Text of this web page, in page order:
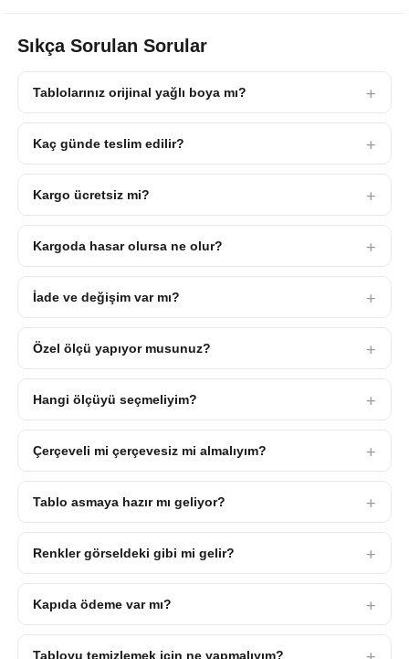
Sıkça Sorulan Sorular
Tablolarınız orijinal yağlı boya mı?
Kaç günde teslim edilir?
Kargo ücretsiz mi?
Kargoda hasar olursa ne olur?
İade ve değişim var mı?
Özel ölçü yapıyor musunuz?
Hangi ölçüyü seçmeliyim?
Çerçeveli mi çerçevesiz mi almalıyım?
Tablo asmaya hazır mı geliyor?
Renkler görseldeki gibi mi gelir?
Kapıda ödeme var mı?
Tabloyu temizlemek için ne yapmalıyım?